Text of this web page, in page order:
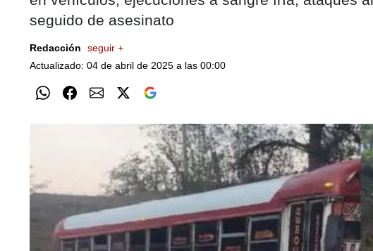
seguido de asesinato
Redacción
seguir +
Actualizado: 04 de abril de 2025 a las 00:00